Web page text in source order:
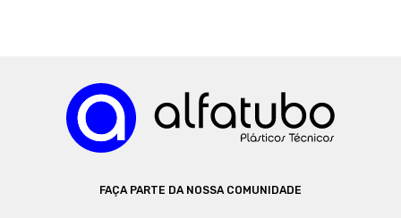
FAÇA PARTE DA NOSSA COMUNIDADE